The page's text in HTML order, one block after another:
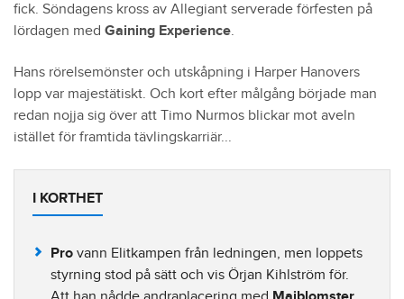
fick. Söndagens kross av Allegiant serverade förfesten på
lördagen med Gaining Experience.
Hans rörelsemönster och utskåpning i Harper Hanovers
lopp var majestätiskt. Och kort efter målgång började man
redan nojja sig över att Timo Nurmos blickar mot aveln
istället för framtida tävlingskarriär...
I KORTHET
Pro vann Elitkampen från ledningen, men loppets
styrning stod på sätt och vis Örjan Kihlström för.